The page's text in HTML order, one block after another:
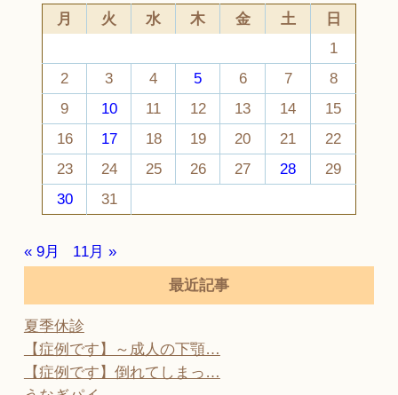
月 火 水 木 金 土
日
1
2
3 4 5 6 7
8
9
10 11 12 13 14
15
16
17 18 19 20 21
22
23
24 25 26 27 28
29
30
31
« 9月
11月 »
最近記事
夏季休診
【症例です】～成人の下顎…
【症例です】倒れてしまっ…